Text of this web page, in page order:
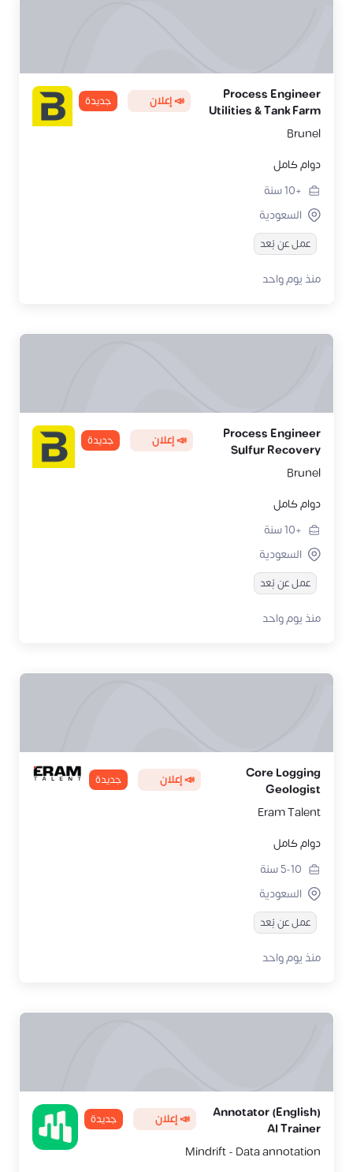
Process Engineer
Utilities & Tank Farm
📣 إعلان جديدة
Brunel
دوام كامل
+10
سنة
السعودية
عمل عن بُعد
منذ يوم واحد
Process Engineer
Sulfur Recovery
📣 إعلان جديدة
Brunel
دوام كامل
+10
سنة
السعودية
عمل عن بُعد
منذ يوم واحد
Core Logging
Geologist
📣 إعلان جديدة
Eram Talent
دوام كامل
5-10سنة
السعودية
عمل عن بُعد
منذ يوم واحد
Annotator (English)
AI Trainer
📣 إعلان جديدة
Mindrift - Data annotation